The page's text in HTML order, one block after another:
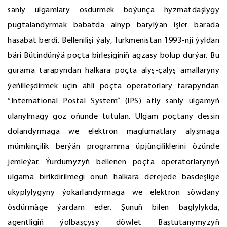
sanly ulgamlary ösdürmek boýunça hyzmatdaşlygy
pugtalandyrmak babatda alnyp barylýan işler barada
hasabat berdi. Bellenilişi ýaly, Türkmenistan 1993-nji ýyldan
bäri Bütindünýä poçta birleşiginiň agzasy bolup durýar. Bu
gurama tarapyndan halkara poçta alyş-çalyş amallaryny
ýeňilleşdirmek üçin ähli poçta operatorlary tarapyndan
“International Postal System” (IPS) atly sanly ulgamyň
ulanylmagy göz öňünde tutulan. Ulgam poçtany dessin
dolandyrmaga we elektron maglumatlary alyşmaga
mümkinçilik berýän programma üpjünçiliklerini özünde
jemleýär. Ýurdumyzyň bellenen poçta operatorlarynyň
ulgama birikdirilmegi onuň halkara derejede bäsdeşlige
ukyplylygyny ýokarlandyrmaga we elektron söwdany
ösdürmäge ýardam eder. Şunuň bilen baglylykda,
agentligiň ýolbaşçysy döwlet Baştutanymyzyň